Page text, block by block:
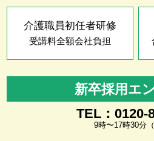
介護職員初任者研修
受講料全額会社負担
新卒採用エ
TEL：0120-
9時〜17時30分（